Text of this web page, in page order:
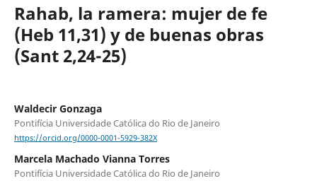
Rahab, la ramera: mujer de fe
(Heb 11,31) y de buenas obras
(Sant 2,24-25)
Waldecir Gonzaga
Pontifícia Universidade Católica do Rio de Janeiro
https://orcid.org/0000-0001-5929-382X
Marcela Machado Vianna Torres
Pontifícia Universidade Católica do Rio de Janeiro